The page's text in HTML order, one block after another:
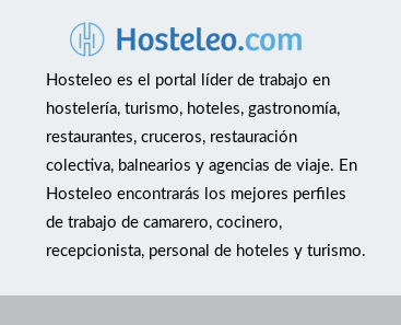
Hosteleo es el portal líder de trabajo en
hostelería, turismo, hoteles, gastronomía,
restaurantes, cruceros, restauración
colectiva, balnearios y agencias de viaje. En
Hosteleo encontrarás los mejores perfiles
de trabajo de camarero, cocinero,
recepcionista, personal de hoteles y turismo.